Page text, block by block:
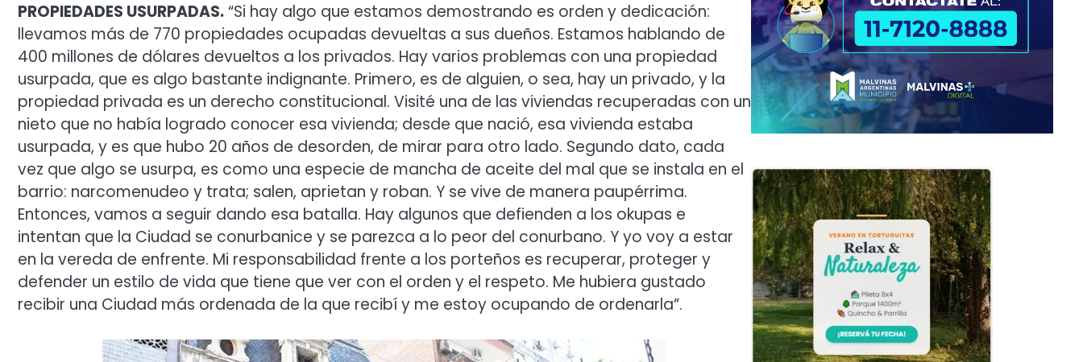
PROPIEDADES USURPADAS.“Si hay algo que estamos demostrando es orden y dedicación:
llevamos más de 770 propiedades ocupadas devueltas a sus dueños. Estamos hablando de
400 millones de dólares devueltos a los privados. Hay varios problemas con una propiedad
usurpada, que es algo bastante indignante. Primero, es de alguien, o sea, hay un privado, y la
propiedad privada es un derecho constitucional. Visité una de las viviendas recuperadas con un
nieto que no había logrado conocer esa vivienda; desde que nació, esa vivienda estaba
usurpada, y es que hubo 20 años de desorden, de mirar para otro lado. Segundo dato, cada
vez que algo se usurpa, es como una especie de mancha de aceite del mal que se instala en el
barrio: narcomenudeo y trata; salen, aprietan y roban. Y se vive de manera paupérrima.
Entonces, vamos a seguir dando esa batalla. Hay algunos que defienden a los okupas e
intentan que la Ciudad se conurbanice y se parezca a lo peor del conurbano. Y yo voy a estar
en la vereda de enfrente. Mi responsabilidad frente a los porteños es recuperar, proteger y
defender un estilo de vida que tiene que ver con el orden y el respeto. Me hubiera gustado
recibir una Ciudad más ordenada de la que recibí y me estoy ocupando de ordenarla”.